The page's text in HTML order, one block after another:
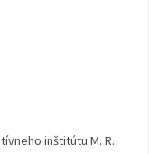
inštitútu M. R.